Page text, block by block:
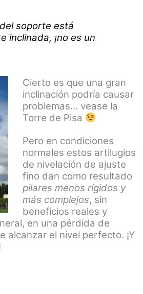
soporte está
inclinada, ¡no es un
Cierto es que una gran
inclinación podría causar
problemas… vease la
Torre de Pisa
Pero en condiciones
normales estos artilugios
de nivelación de ajuste
fino dan como resultado
pilares menos rígidos y
más complejos, sin
beneficios reales y
en una pérdida de
alcanzar el nivel perfecto. ¡Y